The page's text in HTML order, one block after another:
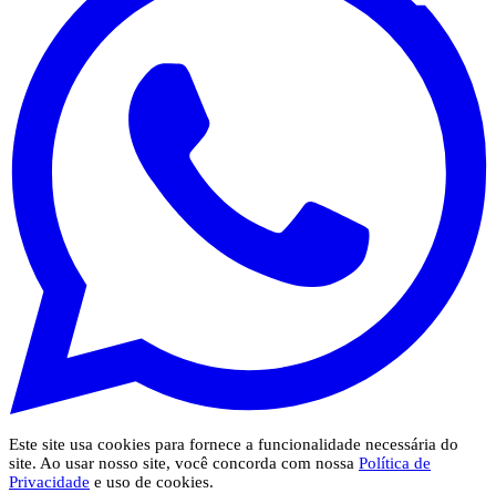
Este site usa cookies para fornece a funcionalidade necessária do
site. Ao usar nosso site, você concorda com nossa Política de
Privacidade e uso de cookies.